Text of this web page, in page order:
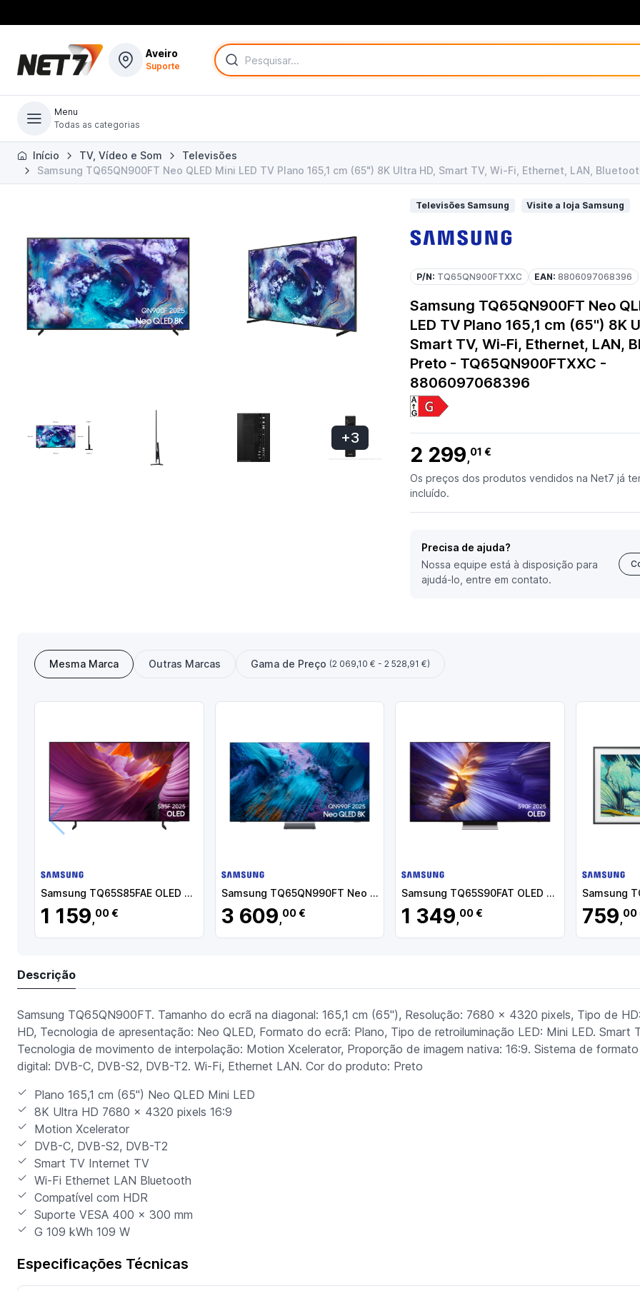
Aveiro
Suporte
Menu
Todas as categorias
Todas as categorias
Início TV, Vídeo e Som
Televisões
Samsung TQ65QN900FT Neo QLED Mini LED TV Plano 165,1 cm (65") 8K Ultra HD, Smart TV, Wi-Fi, Ethernet, LAN,
+3
Televisões Samsung Visite a loja Samsung
P/N: TQ65QN900FTXXC EAN: 8806097068396
Samsung TQ65QN900FT Neo
LED TV Plano 165,1 cm (65") 8K
Smart TV, Wi-Fi, Ethernet, LAN,
Preto - TQ65QN900FTXXC -
8806097068396
2 299,01 €
Os preços dos produtos vendidos na Net7 já
incluído.
Precisa de ajuda?
Nossa equipe está à disposição para
ajudá-lo, entre em contato.
Mesma Marca Outras Marcas Gama de Preço (2 069,10 € - 2 528,91 €)
Anterior
Samsung TQ65S85FAE OLED TV Plano 165,1 cm (65") 4K Ultra HD, Smart TV, Wi-Fi, Ethernet, Bluetooth, Preto - TQ65S85FAEXXC - 8806097057512
1 159,00 €
Samsung TQ65QN990FT Neo QLED Mini LED TV Plano 165,1 cm (65") 8K Ultra HD, Smart TV, Wi-Fi, Ethernet, LAN, Bluetooth, Preto - TQ65QN990FTXXC - 8806097091288
3 609,00 €
Samsung TQ65S90FAT OLED TV Plano 165,1 cm (65") 4K Ultra HD, Smart TV, Wi-Fi, Ethernet, LAN, Bluetooth, Preto - TQ65S90FATXXC - 8806097084525
1 349,00 € 759,00
Descrição
Samsung TQ65QN900FT. Tamanho do ecrã na diagonal: 165,1 cm (65"), Resolução: 7680 x 4320 pixels, Tipo de
HD, Tecnologia de apresentação: Neo QLED, Formato do ecrã: Plano, Tipo de retroiluminação LED: Mini LED. Smart
Tecnologia de movimento de interpolação: Motion Xcelerator, Proporção de imagem nativa: 16:9. Sistema de
digital: DVB-C, DVB-S2, DVB-T2. Wi-Fi, Ethernet LAN. Cor do produto: Preto
Plano 165,1 cm (65") Neo QLED Mini LED
8K Ultra HD 7680 x 4320 pixels 16:9
Motion Xcelerator
DVB-C, DVB-S2, DVB-T2
Smart TV Internet TV
Wi-Fi Ethernet LAN Bluetooth
Compatível com HDR
Suporte VESA 400 x 300 mm
G 109 kWh 109 W
Especificações Técnicas